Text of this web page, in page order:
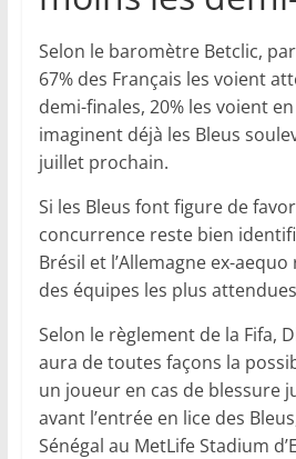
Selon le baromètre Betclic,
67% des Français les voient
demi-finales, 20% les voient
imaginent déjà les Bleus
juillet prochain.
Si les Bleus font figure de
concurrence reste bien
Brésil et l’Allemagne ex-
des équipes les plus
Selon le règlement de la Fifa,
aura de toutes façons la
un joueur en cas de blessure
avant l’entrée en lice des
Sénégal au MetLife Stadium